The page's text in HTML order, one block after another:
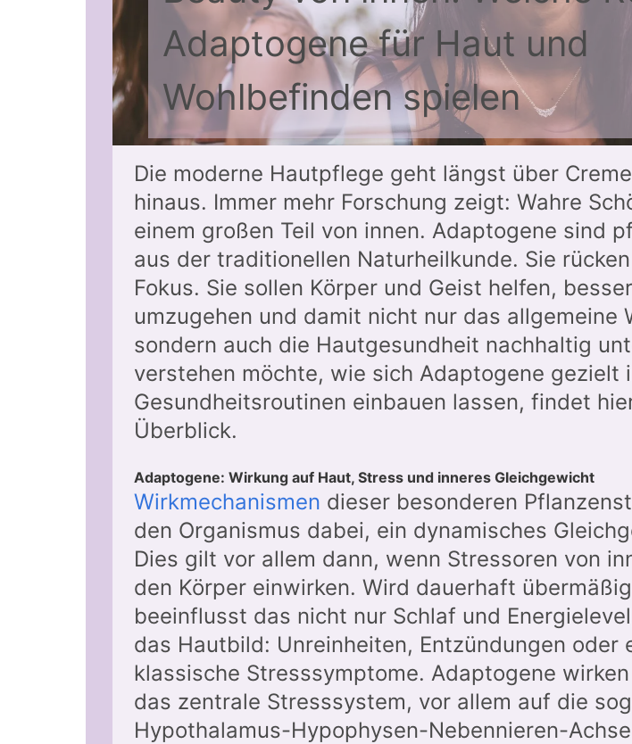
Adaptogene für Haut und
Wohlbefinden spielen
Die moderne Hautpflege geht längst über
hinaus. Immer mehr Forschung zeigt: Wahre
einem großen Teil von innen. Adaptogene sind
aus der traditionellen Naturheilkunde. Sie
Fokus. Sie sollen Körper und Geist helfen,
umzugehen und damit nicht nur das allgemeine
sondern auch die Hautgesundheit nachhaltig
verstehen möchte, wie sich Adaptogene gezielt
Gesundheitsroutinen einbauen lassen, findet
Überblick.
Adaptogene: Wirkung auf Haut, Stress und inneres Gleichgewicht
Wirkmechanismen dieser besonderen
den Organismus dabei, ein dynamisches
Dies gilt vor allem dann, wenn Stressoren von
den Körper einwirken. Wird dauerhaft
beeinflusst das nicht nur Schlaf und
das Hautbild: Unreinheiten, Entzündungen oder
klassische Stresssymptome. Adaptogene
das zentrale Stresssystem, vor allem auf die
Hypothalamus-Hypophysen-Nebennieren-